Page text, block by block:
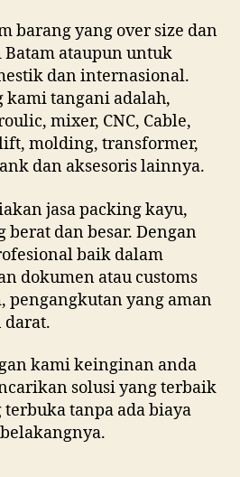
barang yang over size dan
ataupun untuk
dan internasional.
kami tangani adalah,
mixer, CNC, Cable,
molding, transformer,
dan aksesoris lainnya.
jasa packing kayu,
dan besar. Dengan
baik dalam
dokumen atau customs
pengangkutan yang aman
darat.
kami keinginan anda
solusi yang terbaik
terbuka tanpa ada biaya